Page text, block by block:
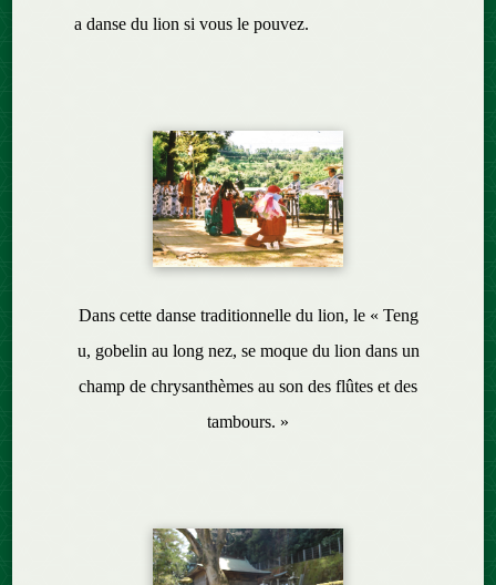
a danse du lion si vous le pouvez.
Dans cette danse traditionnelle du lion, le « Teng
u, gobelin au long nez, se moque du lion dans un
champ de chrysanthèmes au son des flûtes et des
tambours. »